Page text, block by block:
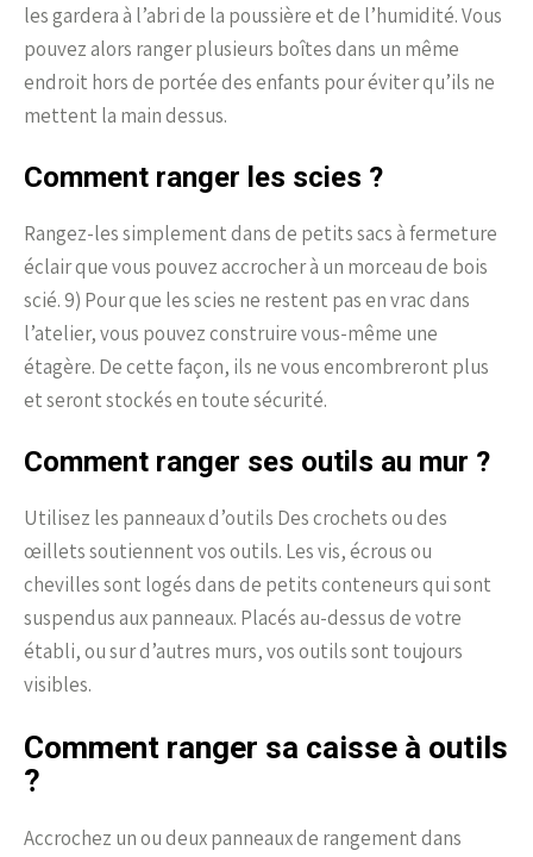
les gardera à l’abri de la poussière et de l’humidité. Vous
pouvez alors ranger plusieurs boîtes dans un même
endroit hors de portée des enfants pour éviter qu’ils ne
mettent la main dessus.
Comment ranger les scies ?
Rangez-les simplement dans de petits sacs à fermeture
éclair que vous pouvez accrocher à un morceau de bois
scié. 9) Pour que les scies ne restent pas en vrac dans
l’atelier, vous pouvez construire vous-même une
étagère. De cette façon, ils ne vous encombreront plus
et seront stockés en toute sécurité.
Comment ranger ses outils au mur ?
Utilisez les panneaux d’outils Des crochets ou des
œillets soutiennent vos outils. Les vis, écrous ou
chevilles sont logés dans de petits conteneurs qui sont
suspendus aux panneaux. Placés au-dessus de votre
établi, ou sur d’autres murs, vos outils sont toujours
visibles.
Comment ranger sa caisse à outils
?
Accrochez un ou deux panneaux de rangement dans